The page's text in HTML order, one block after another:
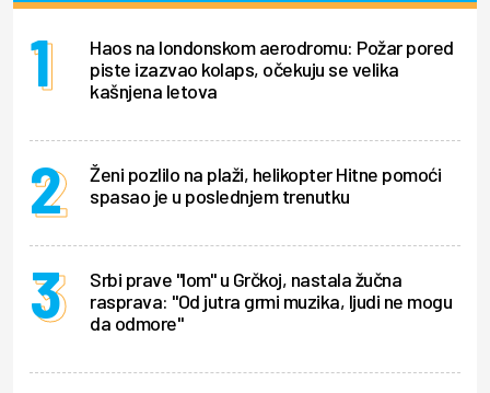
Haos na londonskom aerodromu: Požar pored
piste izazvao kolaps, očekuju se velika
kašnjena letova
Ženi pozlilo na plaži, helikopter Hitne pomoći
spasao je u poslednjem trenutku
Srbi prave "lom" u Grčkoj, nastala žučna
rasprava: "Od jutra grmi muzika, ljudi ne mogu
da odmore"